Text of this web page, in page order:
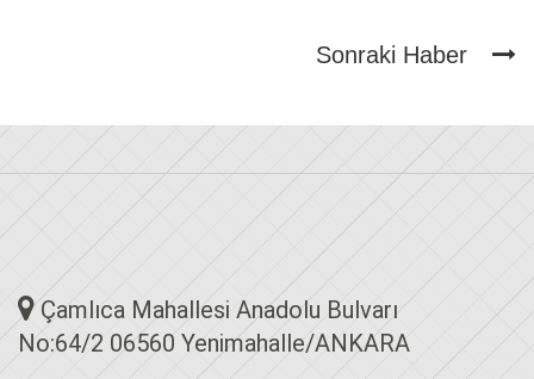
Sonraki Haber
Çamlıca Mahallesi Anadolu Bulvarı
No:64/2 06560 Yenimahalle/ANKARA